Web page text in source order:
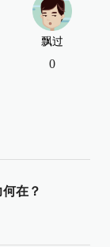
飘过
0
在？